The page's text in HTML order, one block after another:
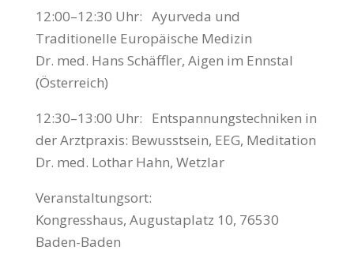
12:00–12:30 Uhr: Ayurveda und
Traditionelle Europäische Medizin
Dr. med. Hans Schäffler, Aigen im Ennstal
(Österreich)
12:30–13:00 Uhr: Entspannungstechniken in
der Arztpraxis: Bewusstsein, EEG, Meditation
Dr. med. Lothar Hahn, Wetzlar
Veranstaltungsort:
Kongresshaus, Augustaplatz 10, 76530
Baden-Baden